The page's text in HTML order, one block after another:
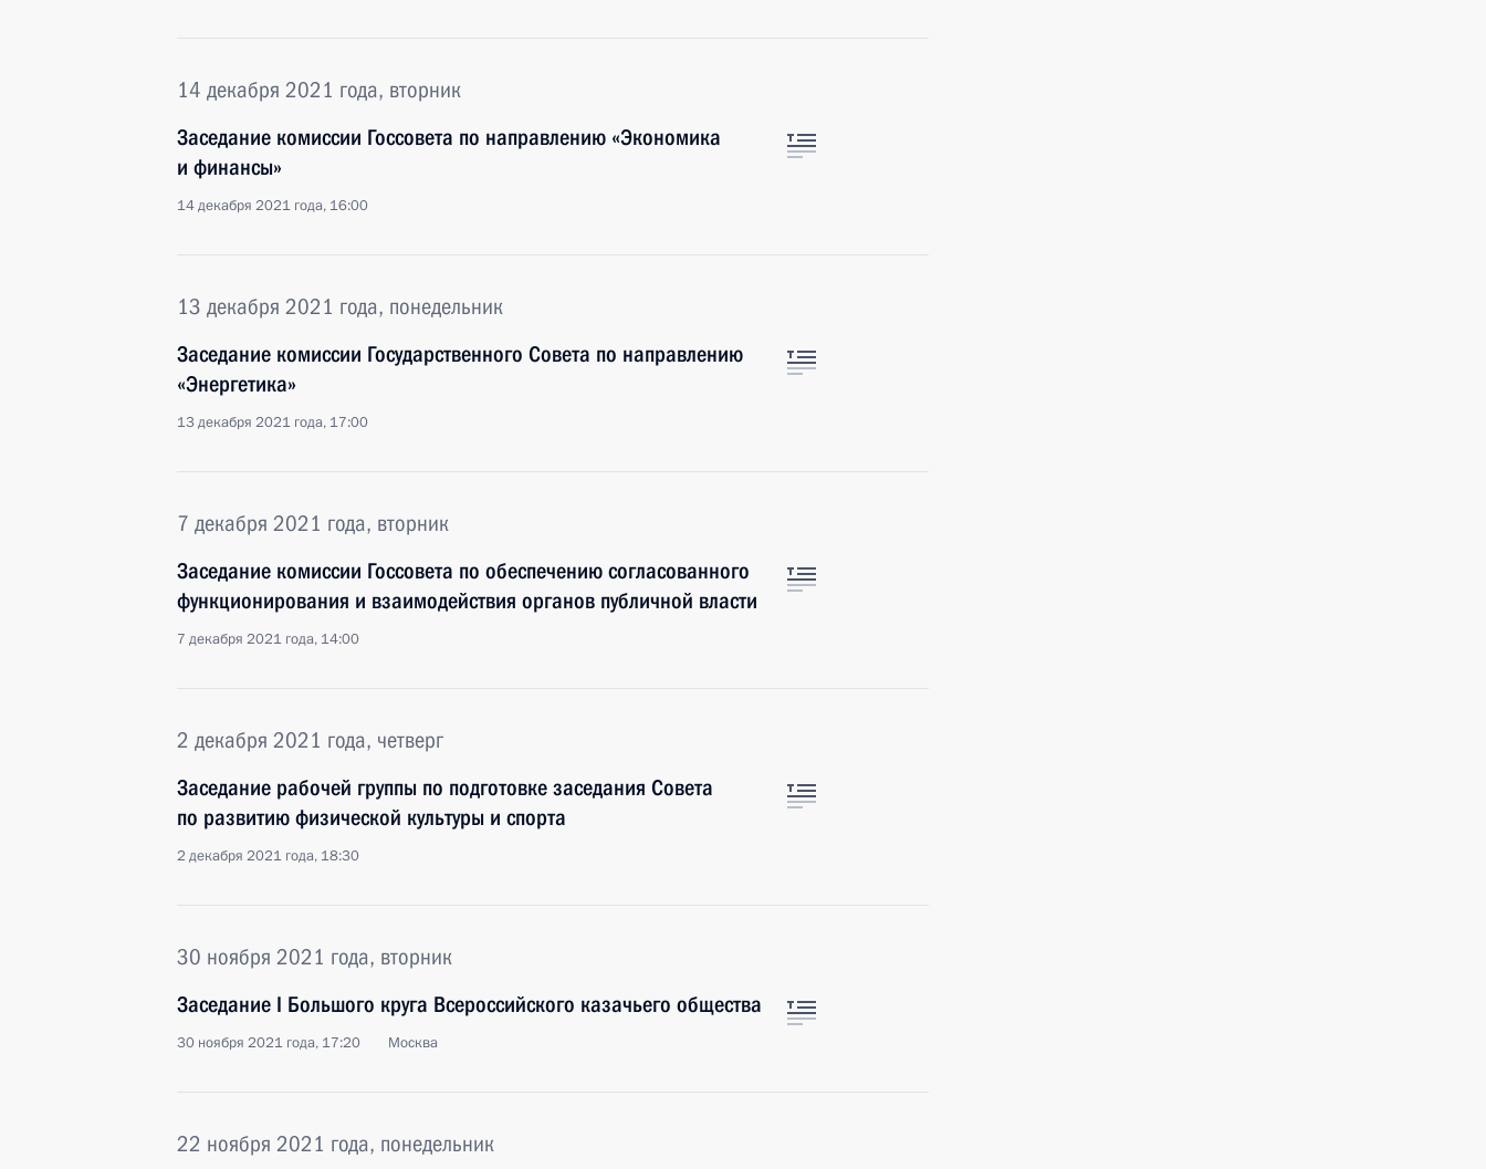
14 декабря 2021 года, вторник
Заседание комиссии Госсовета по направлению «Экономика
и финансы»
14 декабря 2021 года, 16:00
13 декабря 2021 года, понедельник
Заседание комиссии Государственного Совета по направлению
«Энергетика»
13 декабря 2021 года, 17:00
7 декабря 2021 года, вторник
Заседание комиссии Госсовета по обеспечению согласованного
функционирования и взаимодействия органов публичной власти
7 декабря 2021 года, 14:00
2 декабря 2021 года, четверг
Заседание рабочей группы по подготовке заседания Совета
по развитию физической культуры и спорта
2 декабря 2021 года, 18:30
30 ноября 2021 года, вторник
Заседание I Большого круга Всероссийского казачьего общества
30 ноября 2021 года, 17:20 Москва
22 ноября 2021 года, понедельник